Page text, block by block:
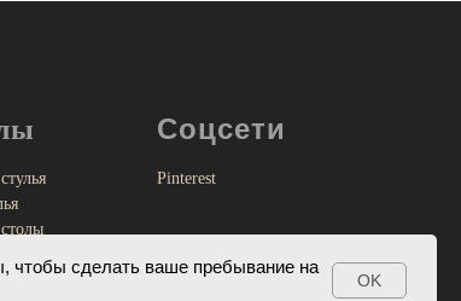
чтобы сделать ваше пребывание на
OK
Соцсети
Pinterest